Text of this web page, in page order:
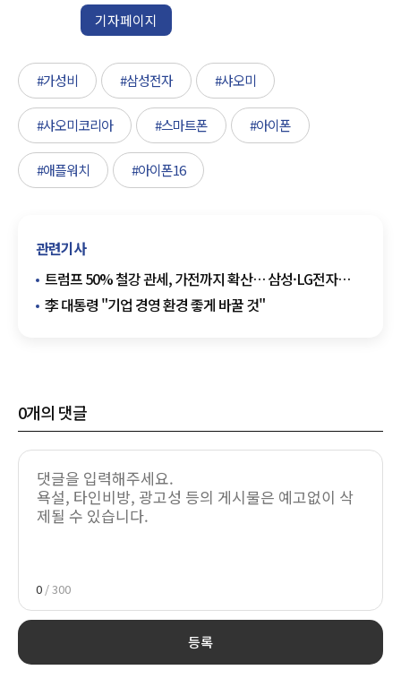
기자페이지
#가성비 #삼성전자 #샤오미
#샤오미코리아 #스마트폰 #아이폰
#애플워치 #아이폰16
관련기사
트럼프 50% 철강 관세, 가전까지 확산… 삼성·LG전자
'비상등'
李 대통령 "기업 경영 환경 좋게 바꿀 것"
0개의 댓글
0 / 300
등록